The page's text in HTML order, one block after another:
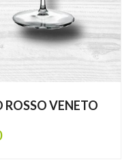
ROSSO VENETO